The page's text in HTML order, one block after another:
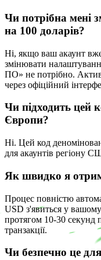
Чи потрібна мені
на 100 доларів?
Ні, якщо ваш акаунт
змінювати
ПО» не потрібно.
через офіційний
Чи підходить цей
Європи?
Ні. Цей код
для акаунтів регіону
Як швидко я
Процес повністю
USD з'явиться у
протягом 10-30 секунд
транзакції.
Чи безпечно це